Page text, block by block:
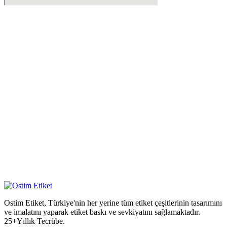
Ostim Etiket, Türkiye'nin her yerine tüm etiket çeşitlerinin tasarımını
ve imalatını yaparak etiket baskı ve sevkiyatını sağlamaktadır.
25+Yıllık Tecrübe.